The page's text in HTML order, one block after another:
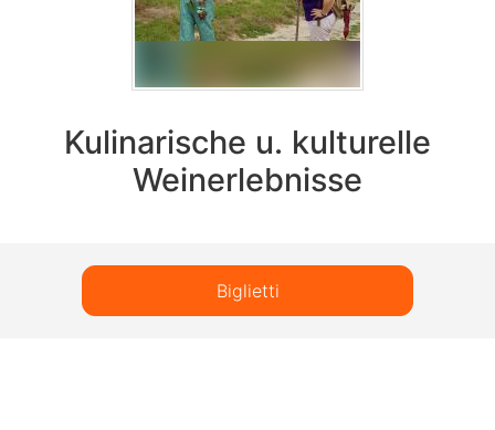
Kulinarische u. kulturelle
Weinerlebnisse
Biglietti